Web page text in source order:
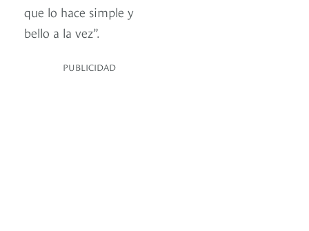
que lo hace simple y
bello a la vez”.
PUBLICIDAD